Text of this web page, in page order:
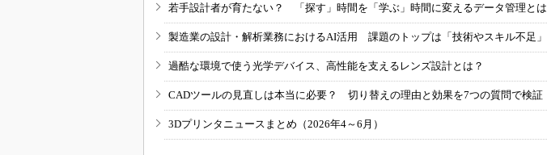
若手設計者が育たない？ 「探す」時間を「学ぶ」時間に変えるデータ管理とは
製造業の設計・解析業務におけるAI活用 課題のトップは「技術やスキル不足」
過酷な環境で使う光学デバイス、高性能を支えるレンズ設計とは？
CADツールの見直しは本当に必要？ 切り替えの理由と効果を7つの質問で検証
3Dプリンタニュースまとめ（2026年4～6月）